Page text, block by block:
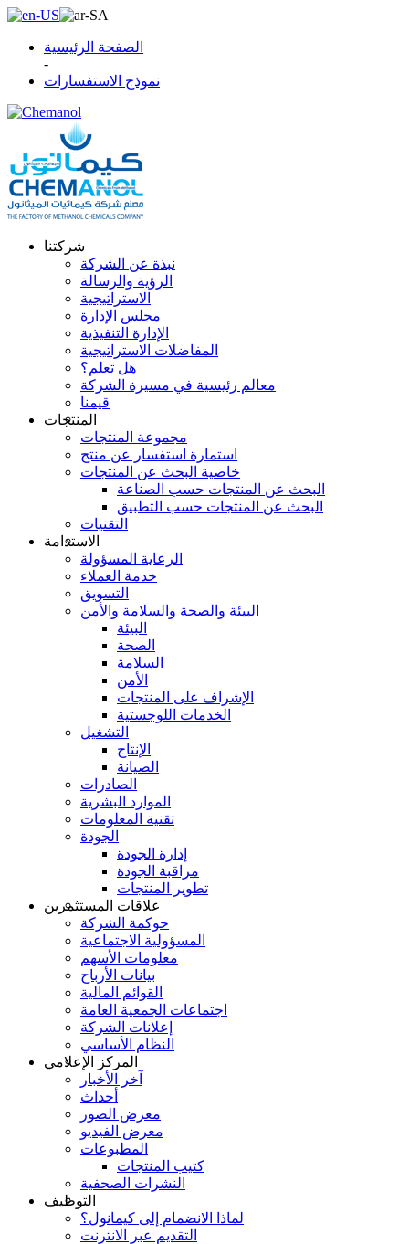
الصفحة الرئيسية
-
نموذج الاستفسارات
شركتنا
نبذة عن الشركة
الرؤية والرسالة
الاستراتيجية
مجلس الإدارة
الإدارة التنفيذية
المفاضلات الاستراتيجية
هل تعلم؟
معالم رئيسية في مسيرة الشركة
قيمنا
المنتجات
مجموعة المنتجات
استمارة استفسار عن منتج
خاصية البحث عن المنتجات
البحث عن المنتجات حسب الصناعة
البحث عن المنتجات حسب التطبيق
التقنيات
الاستدامة
الرعاية المسؤولة
خدمة العملاء
التسويق
البيئة والصحة والسلامة والأمن
البيئة
الصحة
السلامة
الأمن
الإشراف على المنتجات
الخدمات اللوجستية
التشغيل
الإنتاج
الصيانة
الصادرات
الموارد البشرية
تقنية المعلومات
الجودة
إدارة الجودة
مراقبة الجودة
تطوير المنتجات
علاقات المستثمرين
حوكمة الشركة
المسؤولية الاجتماعية
معلومات الأسهم
بيانات الأرباح
القوائم المالية
اجتماعات الجمعية العامة
إعلانات الشركة
النظام الأساسي
المركز الإعلامي
آخر الأخبار
أحداث
معرض الصور
معرض الفيديو
المطبوعات
كتيب المنتجات
النشرات الصحفية
التوظيف
لماذا الانضمام إلى كيمانول؟
التقديم عبر الانترنت